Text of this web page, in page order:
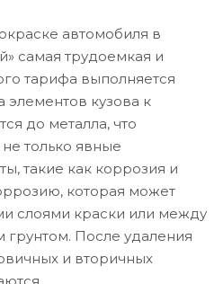
автомобиля в
самая трудоемкая и
тарифа выполняется
элементов кузова к
до металла, что
только явные
такие как коррозия и
которая может
слоями краски или между
После удаления
и вторичных